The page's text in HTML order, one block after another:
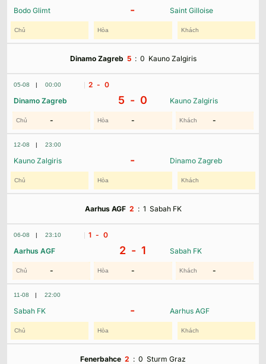
Bodo Glimt - Saint Gilloise
Dinamo Zagreb 5: 0 Kauno Zalgiris
05-08 | 00:00
Dinamo Zagreb 5 - 0 Kauno Zalgiris
- - -
2 - 0
12-08 | 23:00
Kauno Zalgiris - Dinamo Zagreb
Aarhus AGF2 : 1 Sabah FK
06-08 | 23:10
Aarhus AGF 2 - 1 Sabah FK
- - -
1 - 0
11-08 | 22:00
Sabah FK - Aarhus AGF
Fenerbahce 2 : 0 Sturm Graz